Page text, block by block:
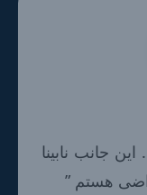
جانب نابینا
هستم ”